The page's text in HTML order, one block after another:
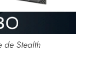
de Stealth